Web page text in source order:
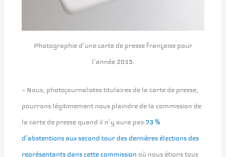
Photographie d’une carte de presse française pour
l’année 2015.
– Nous, photojournalistes titulaires de la carte de presse,
pourrons légitimement nous plaindre de la commission de
la carte de presse quand il n’y aura pas 73 %
d’abstentions aux second tour des dernières élections des
représentants dans cette commission où nous étions tous